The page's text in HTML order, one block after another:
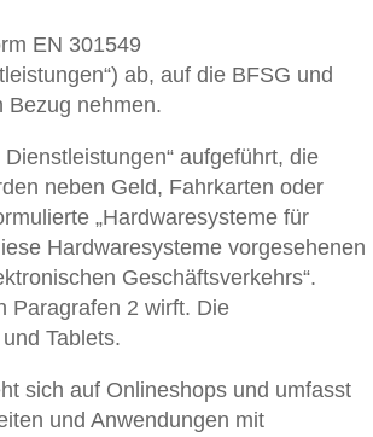
EN 301549
ab, auf die BFSG und
Bezug nehmen.
aufgeführt, die
neben Geld, Fahrkarten oder
„Hardwaresysteme für
Hardwaresysteme vorgesehenen
Geschäftsverkehrs“.
Paragrafen 2 wirft. Die
Tablets.
sich auf Onlineshops und umfasst
und Anwendungen mit